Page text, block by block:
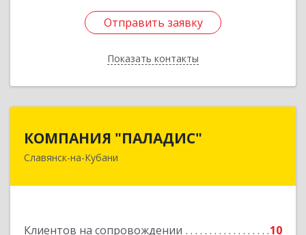
Отправить заявку
Показать контакты
Отправить заявку
Назад
КОМПАНИЯ "ПАЛАДИС"
Славянск-на-Кубани
Клиентов на сопровождении 10
353560, Краснодарский край, Славянский р-н,
Подробнее